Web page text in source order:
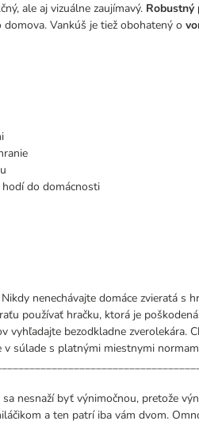
ale aj vizuálne zaujímavý. Robustný
Vankúš je tiež obohatený o
do domácnosti
nenechávajte domáce zvieratá s
používať hračku, ktorá je
vyhľadajte bezodkladne zverolekára.
súlade s platnými miestnymi
nesnaží byť výnimočnou, pretože
a ten patrí iba vám dvom.